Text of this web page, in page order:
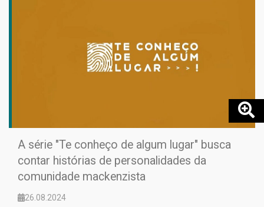
A série "Te conheço de algum lugar" busca
contar histórias de personalidades da
comunidade mackenzista
26.08.2024